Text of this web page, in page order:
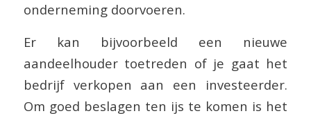
onderneming doorvoeren.
Er kan bijvoorbeeld een nieuwe
aandeelhouder toetreden of je gaat het
bedrijf verkopen aan een investeerder.
Om goed beslagen ten ijs te komen is het